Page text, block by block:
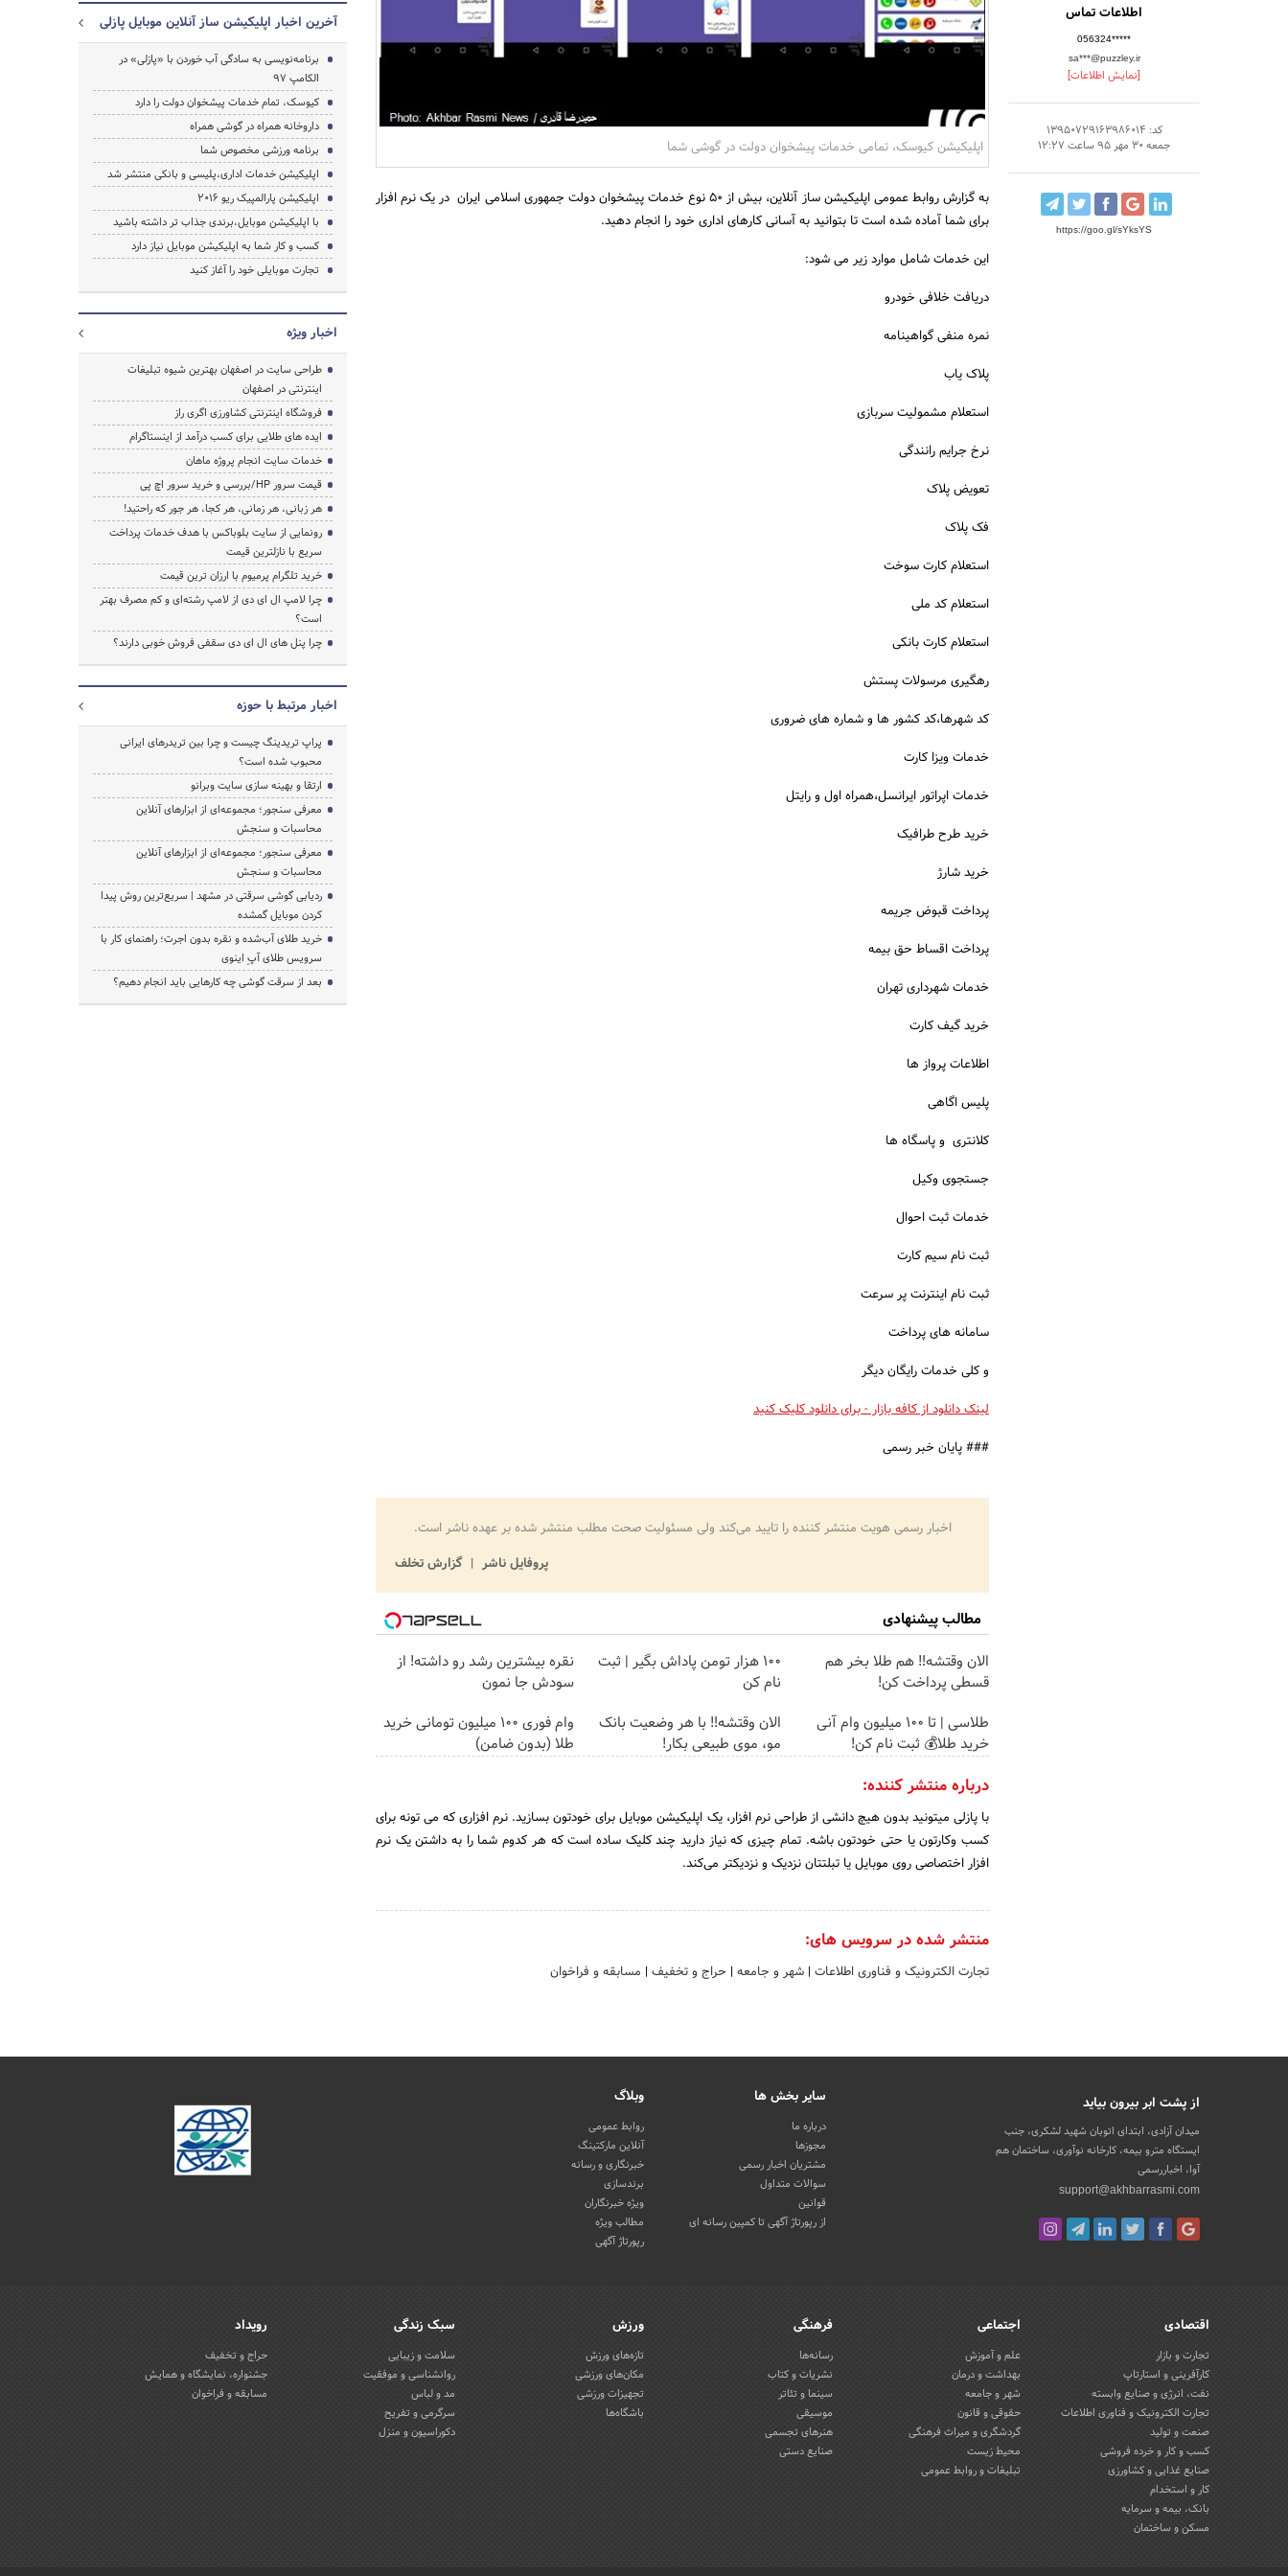
اطلاعات تماس
056324*****
sa***@puzzley.ir
[نمایش اطلاعات]
کد: 13950729163986014
جمعه 30 مهر 95 ساعت 12:27
https://goo.gl/sYksYS
اپلیکیشن کیوسک، تمامی خدمات پیشخوان دولت در گوشی شما
به گزارش روابط عمومی اپلیکیشن ساز آنلاین، بیش از 50 نوع خدمات پیشخوان دولت جمهوری اسلامی ایران در یک نرم افزار
برای شما آماده شده است تا بتوانید به آسانی کارهای اداری خود را انجام دهید.
این خدمات شامل موارد زیر می شود:
دریافت خلافی خودرو
نمره منفی گواهینامه
پلاک یاب
استعلام مشمولیت سربازی
نرخ جرایم رانندگی
تعویض پلاک
فک پلاک
استعلام کارت سوخت
استعلام کد ملی
استعلام کارت بانکی
رهگیری مرسولات پستش
کد شهرها،کد کشور ها و شماره های ضروری
خدمات ویزا کارت
خدمات اپراتور ایرانسل،همراه اول و رایتل
خرید طرح طرافیک
خرید شارژ
پرداخت قبوض جریمه
پرداخت اقساط حق بیمه
خدمات شهرداری تهران
خرید گیف کارت
اطلاعات پرواز ها
پلیس اگاهی
کلانتری و پاسگاه ها
جستجوی وکیل
خدمات ثبت احوال
ثبت نام سیم کارت
ثبت نام اینترنت پر سرعت
سامانه های پرداخت
و کلی خدمات رایگان دیگر
لینک دانلود از کافه بازار - برای دانلود کلیک کنید
### پایان خبر رسمی
اخبار رسمی هویت منتشر کننده را تایید می‌کند ولی مسئولیت صحت مطلب منتشر شده بر عهده ناشر است.
پروفایل ناشر
گزارش تخلف
مطالب پیشنهادی
الان وقتشه‼️ هم طلا بخر هم
قسطی پرداخت کن!
100 هزار تومن پاداش بگیر | ثبت
نام کن
نقره بیشترین رشد رو داشته! از
سودش جا نمون
طلاسی | تا 100 میلیون وام آنی
خرید طلا💰 ثبت نام کن!
الان وقتشه‼️ با هر وضعیت بانک
مو، موی طبیعی بکار!
وام فوری 100 میلیون تومانی خرید
طلا (بدون ضامن)
درباره منتشر کننده:
با پازلی میتونید بدون هیچ دانشی از طراحی نرم افزار، یک اپلیکیشن موبایل برای خودتون بسازید. نرم افزاری که می تونه برای
کسب وکارتون یا حتی خودتون باشه. تمام چیزی که نیاز دارید چند کلیک ساده است که هر کدوم شما را به داشتن یک نرم
افزار اختصاصی روی موبایل یا تبلتتان نزدیک و نزدیکتر می‌کند.
منتشر شده در سرویس های:
تجارت الکترونیک و فناوری اطلاعات | شهر و جامعه | حراج و تخفیف | مسابقه و فراخوان
آخرین اخبار اپلیکیشن ساز آنلاین موبایل پازلی
برنامه‌نویسی به سادگی آب خوردن با «پازلی» در
الکامپ 97
کیوسک، تمام خدمات پیشخوان دولت را دارد
داروخانه همراه در گوشی همراه
برنامه ورزشی مخصوص شما
اپلیکیشن خدمات اداری،پلیسی و بانکی منتشر شد
اپلیکیشن پارالمپیک ریو 2016
با اپلیکیشن موبایل،برندی جذاب تر داشته باشید
کسب و کار شما به اپلیکیشن موبایل نیاز دارد
تجارت موبایلی خود را آغاز کنید
اخبار ویژه
طراحی سایت در اصفهان بهترین شیوه تبلیغات
اینترنتی در اصفهان
فروشگاه اینترنتی کشاورزی اگری راز
ایده های طلایی برای کسب درآمد از اینستاگرام
خدمات سایت انجام پروژه ماهان
قیمت سرور HP/بررسی و خرید سرور اچ پی
هر زبانی، هر زمانی، هر کجا، هر جور که راحتید!
رونمایی از سایت بلوباکس با هدف خدمات پرداخت
سریع با نازلترین قیمت
خرید تلگرام پرمیوم با ارزان ترین قیمت
چرا لامپ ال ای دی از لامپ رشته‌ای و کم مصرف بهتر
است؟
چرا پنل های ال ای دی سقفی فروش خوبی دارند؟
اخبار مرتبط با حوزه
پراپ تریدینگ چیست و چرا بین تریدرهای ایرانی
محبوب شده است؟
ارتقا و بهینه سازی سایت وبرانو
معرفی سنجور؛ مجموعه‌ای از ابزارهای آنلاین
محاسبات و سنجش
معرفی سنجور؛ مجموعه‌ای از ابزارهای آنلاین
محاسبات و سنجش
ردیابی گوشی سرقتی در مشهد | سریع‌ترین روش پیدا
کردن موبایل گمشده
خرید طلای آب‌شده و نقره بدون اجرت؛ راهنمای کار با
سرویس طلای آپِ اینوی
بعد از سرقت گوشی چه کارهایی باید انجام دهیم؟
از پشت ابر بیرون بیاید
میدان آزادی، ابتدای اتوبان شهید لشکری، جنب
ایستگاه مترو بیمه، کارخانه نوآوری، ساختمان هم
آوا، اخباررسمی
support@akhbarrasmi.com
سایر بخش ها
درباره ما
مجوزها
مشتریان اخبار رسمی
سوالات متداول
قوانین
از رپورتاژ آگهی تا کمپین رسانه ای
وبلاگ
روابط عمومی
آنلاین مارکتینگ
خبرنگاری و رسانه
برندسازی
ویژه خبرنگاران
مطالب ویژه
رپورتاژ آگهی
اقتصادی
تجارت و بازار
کارآفرینی و استارتاپ
نفت، انرژی و صنایع وابسته
تجارت الکترونیک و فناوری اطلاعات
صنعت و تولید
کسب و کار و خرده فروشی
صنایع غذایی و کشاورزی
کار و استخدام
بانک، بیمه و سرمایه
مسکن و ساختمان
اجتماعی
علم و آموزش
بهداشت و درمان
شهر و جامعه
حقوقی و قانون
گردشگری و میراث فرهنگی
محیط زیست
تبلیغات و روابط عمومی
فرهنگی
رسانه‌ها
نشریات و کتاب
سینما و تئاتر
موسیقی
هنرهای تجسمی
صنایع دستی
ورزش
تازه‌های ورزش
مکان‌های ورزشی
تجهیزات ورزشی
باشگاه‌ها
سبک زندگی
سلامت و زیبایی
روانشناسی و موفقیت
مد و لباس
سرگرمی و تفریح
دکوراسیون و منزل
رویداد
حراج و تخفیف
جشنواره، نمایشگاه و همایش
مسابقه و فراخوان